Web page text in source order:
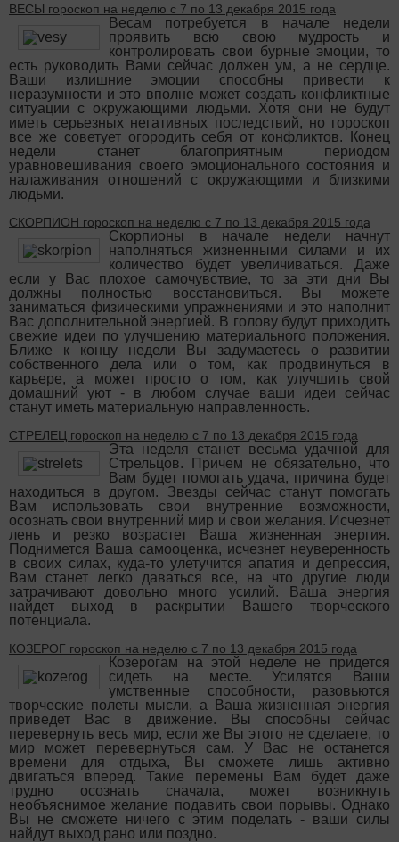
ВЕСЫ гороскоп на неделю с 7 по 13 декабря 2015 года
Весам потребуется в начале недели
проявить всю свою мудрость и
контролировать свои бурные эмоции, то
есть руководить Вами сейчас должен ум, а не сердце.
Ваши излишние эмоции способны привести к
неразумности и это вполне может создать конфликтные
ситуации с окружающими людьми. Хотя они не будут
иметь серьезных негативных последствий, но гороскоп
все же советует огородить себя от конфликтов. Конец
недели станет благоприятным периодом
уравновешивания своего эмоционального состояния и
налаживания отношений с окружающими и близкими
людьми.
СКОРПИОН гороскоп на неделю с 7 по 13 декабря 2015 года
Скорпионы в начале недели начнут
наполняться жизненными силами и их
количество будет увеличиваться. Даже
если у Вас плохое самочувствие, то за эти дни Вы
должны полностью восстановиться. Вы можете
заниматься физическими упражнениями и это наполнит
Вас дополнительной энергией. В голову будут приходить
свежие идеи по улучшению материального положения.
Ближе к концу недели Вы задумаетесь о развитии
собственного дела или о том, как продвинуться в
карьере, а может просто о том, как улучшить свой
домашний уют - в любом случае ваши идеи сейчас
станут иметь материальную направленность.
СТРЕЛЕЦ гороскоп на неделю с 7 по 13 декабря 2015 года
Эта неделя станет весьма удачной для
Стрельцов. Причем не обязательно, что
Вам будет помогать удача, причина будет
находиться в другом. Звезды сейчас станут помогать
Вам использовать свои внутренние возможности,
осознать свои внутренний мир и свои желания. Исчезнет
лень и резко возрастет Ваша жизненная энергия.
Поднимется Ваша самооценка, исчезнет неуверенность
в своих силах, куда-то улетучится апатия и депрессия,
Вам станет легко даваться все, на что другие люди
затрачивают довольно много усилий. Ваша энергия
найдет выход в раскрытии Вашего творческого
потенциала.
КОЗЕРОГ гороскоп на неделю с 7 по 13 декабря 2015 года
Козерогам на этой неделе не придется
сидеть на месте. Усилятся Ваши
умственные способности, разовьются
творческие полеты мысли, а Ваша жизненная энергия
приведет Вас в движение. Вы способны сейчас
перевернуть весь мир, если же Вы этого не сделаете, то
мир может перевернуться сам. У Вас не останется
времени для отдыха, Вы сможете лишь активно
двигаться вперед. Такие перемены Вам будет даже
трудно осознать сначала, может возникнуть
необъяснимое желание подавить свои порывы. Однако
Вы не сможете ничего с этим поделать - ваши силы
найдут выход рано или поздно.